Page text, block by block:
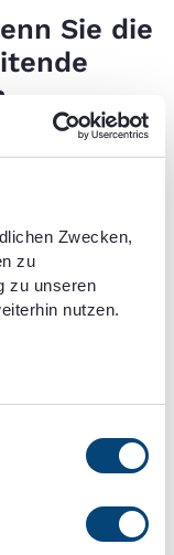
Zwecken,
zu
zu unseren
nutzen.
Sie die
Ihre
nur
Die meisten
,,Antrag“
Form
der
zu senden.
auf. So